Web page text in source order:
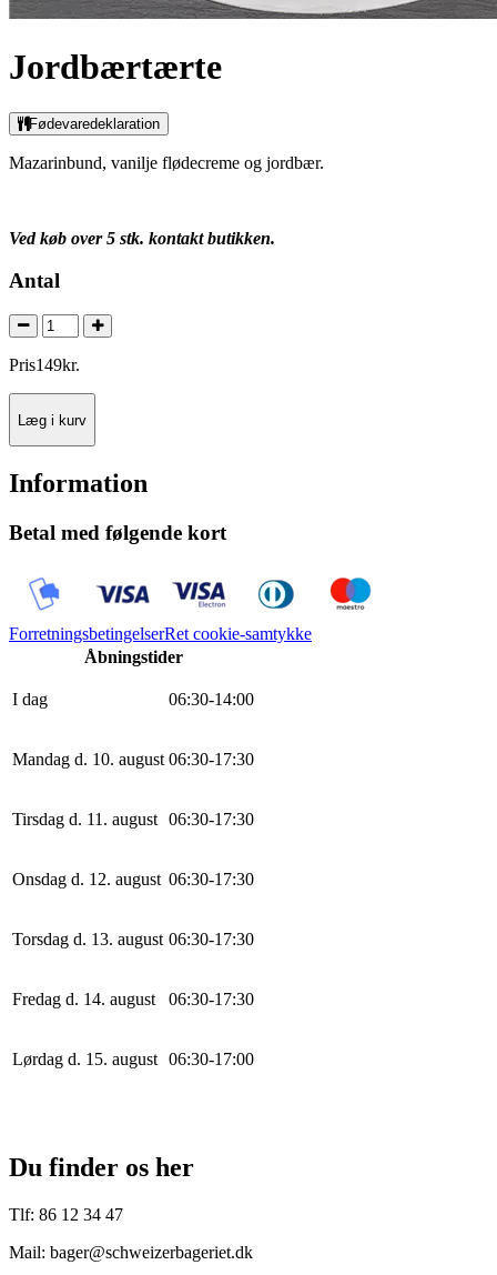
Jordbærtærte
Fødevaredeklaration
Mazarinbund, vanilje flødecreme og jordbær.
Ved køb over 5 stk. kontakt butikken.
Antal
Pris149kr.
Læg i kurv
Information
Betal med følgende kort
ForretningsbetingelserRet cookie-samtykke
Åbningstider
I dag 06:30-14:00
Mandag d. 10. august 06:30-17:30
Tirsdag d. 11. august 06:30-17:30
Onsdag d. 12. august 06:30-17:30
Torsdag d. 13. august 06:30-17:30
Fredag d. 14. august 06:30-17:30
Lørdag d. 15. august 06:30-17:00
Du finder os her
Tlf: 86 12 34 47
Mail: bager@schweizerbageriet.dk